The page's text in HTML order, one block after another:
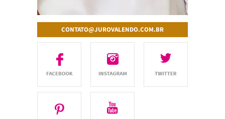
CONTATO@JUROVALENDO.COM.BR